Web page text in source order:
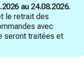
au 24.08.2026.
le retrait des
avec
seront traitées et